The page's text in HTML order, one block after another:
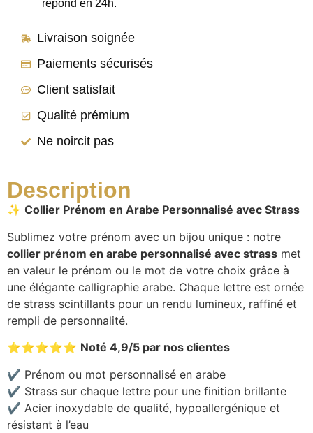
répond en 24h.
Livraison soignée
Paiements sécurisés
Client satisfait
Qualité prémium
Ne noircit pas
Description
✨ Collier Prénom en Arabe Personnalisé avec Strass
Sublimez votre prénom avec un bijou unique : notre
collier prénom en arabe personnalisé avec strass met
en valeur le prénom ou le mot de votre choix grâce à
une élégante calligraphie arabe. Chaque lettre est ornée
de strass scintillants pour un rendu lumineux, raffiné et
rempli de personnalité.
⭐⭐⭐⭐⭐ Noté 4,9/5 par nos clientes
✔️ Prénom ou mot personnalisé en arabe
✔️ Strass sur chaque lettre pour une finition brillante
✔️ Acier inoxydable de qualité, hypoallergénique et
résistant à l’eau